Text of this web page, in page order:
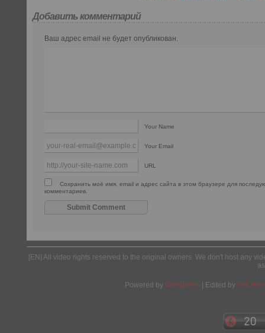
Добавить комментарий
Ваш адрес email не будет опубликован.
Your Name
Your Email
URL
Сохранить моё имя, email и адрес сайта в этом браузере для
комментариев.
[EN] All video rights reserved to the original owners. We don't host any
Powered by Wordpress | Edited by Yes We